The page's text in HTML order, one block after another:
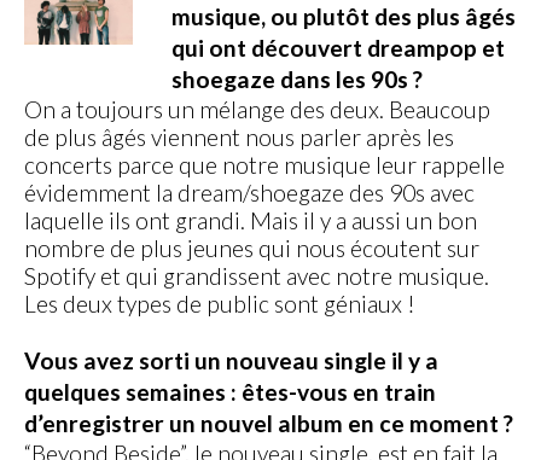
musique, ou plutôt des plus âgés
qui ont découvert dreampop et
shoegaze dans les 90s ?
On a toujours un mélange des deux. Beaucoup
de plus âgés viennent nous parler après les
concerts parce que notre musique leur rappelle
évidemment la dream/shoegaze des 90s avec
laquelle ils ont grandi. Mais il y a aussi un bon
nombre de plus jeunes qui nous écoutent sur
Spotify et qui grandissent avec notre musique.
Les deux types de public sont géniaux !
Vous avez sorti un nouveau single il y a
quelques semaines : êtes-vous en train
d’enregistrer un nouvel album en ce moment ?
“Beyond Beside”, le nouveau single, est en fait la